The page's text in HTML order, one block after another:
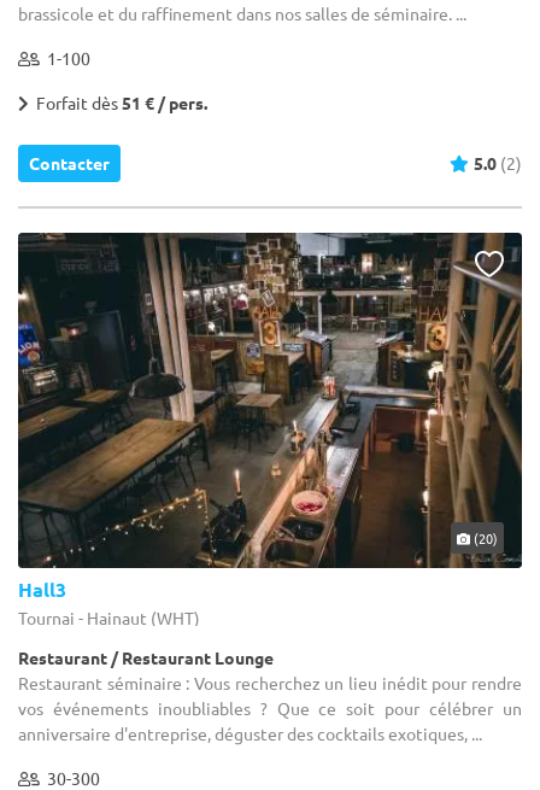
brassicole et du raffinement dans nos salles de séminaire. ...
1-100
Forfait dès51 € / pers.
Contacter 5.0 (2)
(20)
Hall3
Tournai - Hainaut (WHT)
Restaurant / Restaurant Lounge
Restaurant séminaire : Vous recherchez un lieu inédit pour rendre
vos événements inoubliables ? Que ce soit pour célébrer un
anniversaire d'entreprise, déguster des cocktails exotiques, ...
30-300